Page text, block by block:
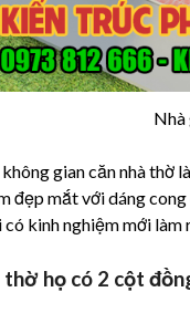
Nhà
gian căn nhà thờ
đẹp mắt với dáng
kinh nghiệm mới làm
thờ họ có 2 cột